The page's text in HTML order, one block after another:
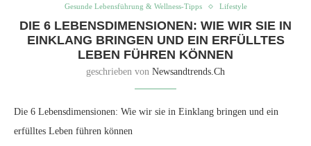
Gesunde Lebensführung & Wellness-Tipps Lifestyle
DIE 6 LEBENSDIMENSIONEN: WIE WIR SIE IN
EINKLANG BRINGEN UND EIN ERFÜLLTES
LEBEN FÜHREN KÖNNEN
geschrieben von Newsandtrends.ch
Die 6 Lebensdimensionen: Wie wir sie in Einklang bringen und ein
erfülltes Leben führen können